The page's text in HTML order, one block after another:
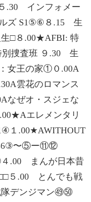
.30 インフォメー
ズ S1⑤⑥８.15 生
□８.00★AFBI: 特
別捜査班 ９.30 生
女王の家①０.00A
雲花のロマンス
なぜオ・スジェな
エレメンタリ
１.00★AWITHOUT
S6③〜⑤ー⑪⑫
.00 まんが日本昔
５.00 とんでも戦
デンジマン㊾㊿